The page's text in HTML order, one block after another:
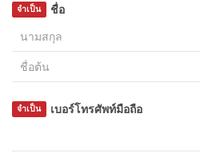
ชื่อ
จำเป็น
เบอร์โทรศัพท์มือถือ
จำเป็น